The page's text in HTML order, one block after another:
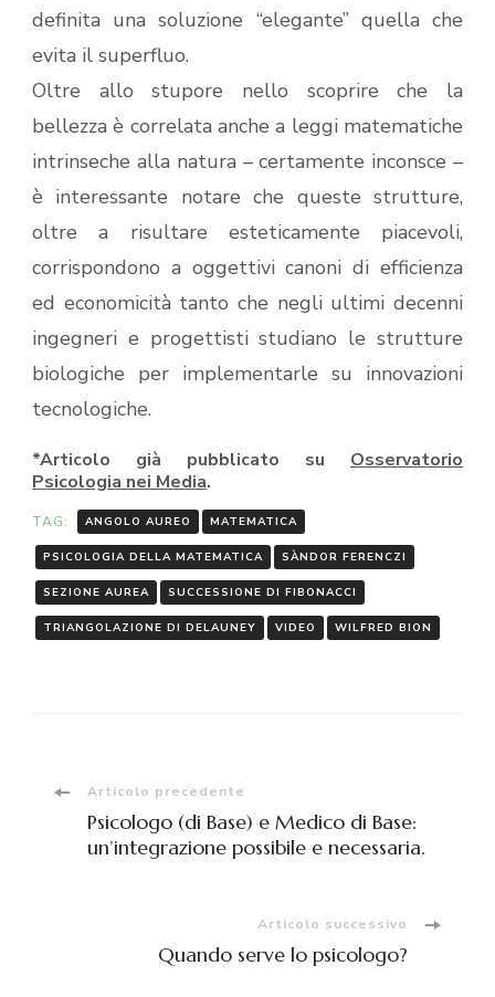
definita una soluzione “elegante” quella che
evita il superfluo.
Oltre allo stupore nello scoprire che la
bellezza è correlata anche a leggi matematiche
intrinseche alla natura – certamente inconsce –
è interessante notare che queste strutture,
oltre a risultare esteticamente piacevoli,
corrispondono a oggettivi canoni di efficienza
ed economicità tanto che negli ultimi decenni
ingegneri e progettisti studiano le strutture
biologiche per implementarle su innovazioni
tecnologiche.
*Articolo già pubblicato su Osservatorio
Psicologia nei Media.
TAG: ANGOLO AUREO MATEMATICA
PSICOLOGIA DELLA MATEMATICA SÀNDOR FERENCZI
SEZIONE AUREA SUCCESSIONE DI FIBONACCI
TRIANGOLAZIONE DI DELAUNEY VIDEO WILFRED BION
Articolo precedente
Psicologo (di Base) e Medico di Base:
un’integrazione possibile e necessaria.
Articolo successivo
Quando serve lo psicologo?